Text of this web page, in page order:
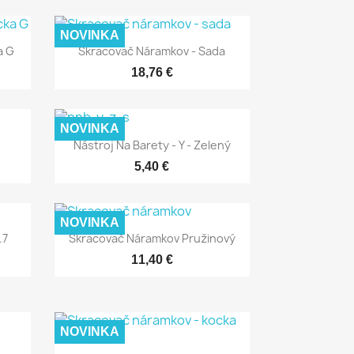
G Rýchly náhľad
Skracovač Náramkov - Sada
18,76 €
NOVINKA
Rýchly náhľad
Nástroj Na Barety - Y - Zelený
5,40 €
NOVINKA
Rýchly náhľad
Skracovač Náramkov Pružinový
11,40 €
NOVINKA
NOVINKA